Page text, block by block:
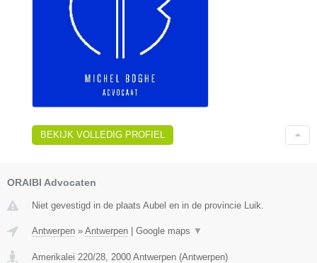
BEKIJK VOLLEDIG PROFIEL
ORAIBI Advocaten
Niet gevestigd in de plaats Aubel en in de provincie Luik.
Antwerpen » Antwerpen | Google maps ▼
Amerikalei 220/28 2000 Antwerpen (Antwerpen)